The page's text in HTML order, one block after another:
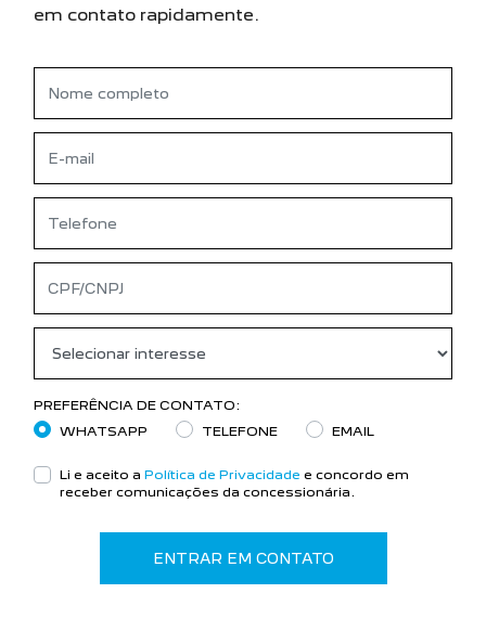
em contato rapidamente.
PREFERÊNCIA DE CONTATO:
WHATSAPP
TELEFONE EMAIL
Li e aceito a Política de Privacidade e concordo em
receber comunicações da concessionária.
ENTRAR EM CONTATO